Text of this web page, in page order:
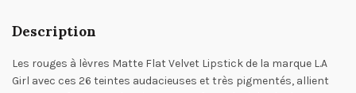
Description
Les rouges à lèvres Matte Flat Velvet Lipstick de la marque L.A
Girl avec ces 26 teintes audacieuses et très pigmentés, allient